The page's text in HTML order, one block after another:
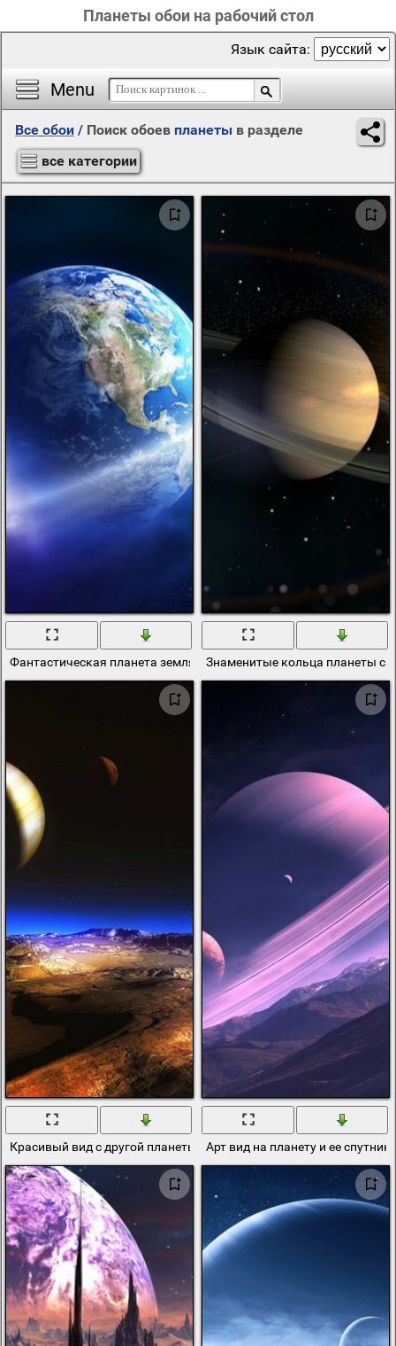
Планеты обои на рабочий стол
Menu
Язык сайта:
Все обои / Поиск обоев планеты в разделе
все категории
Фантастическая планета земля в космосеЗнаменитые кольца планеты
Красивый вид с другой планеты Арт вид на планету и ее